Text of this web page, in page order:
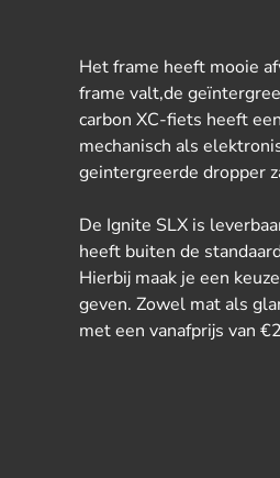
Het frame heeft mooie
frame valt,de
carbon XC-fiets heeft
mechanisch als
geintergreerde dropper
De Ignite SLX is
heeft buiten de
Hierbij maak je een
geven. Zowel mat als
met een vanafprijs van